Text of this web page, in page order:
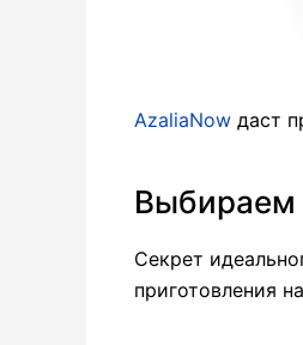
AzaliaNow даст
Выбираем
Секрет
приготовления